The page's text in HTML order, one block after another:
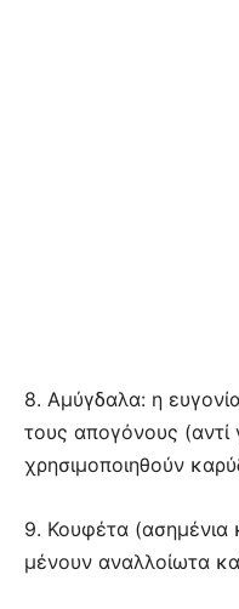
8. Αμύγδαλα: η
τους απογόνους
χρησιμοποιηθούν
9. Κουφέτα (ασημένια
μένουν αναλλοίωτα